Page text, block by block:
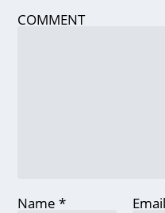
COMMENT
Name* Email